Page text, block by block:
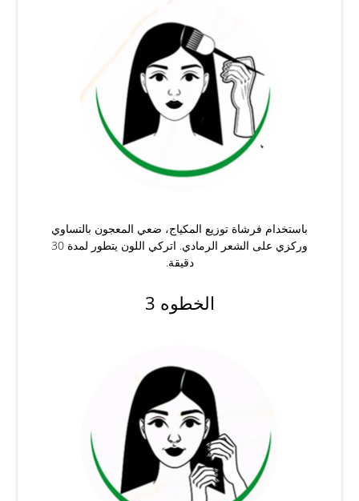
باستخدام فرشاة توزيع المكياج، ضعي المعجون بالتساوي
وركزي على الشعر الرمادي. اتركي اللون يتطور لمدة 30
دقيقة.
الخطوه 3